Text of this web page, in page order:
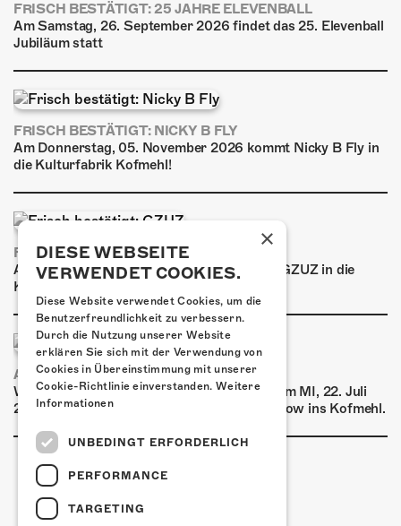
FRISCH BESTÄTIGT: 25 JAHRE ELEVENBALL
Am Samstag, 26. September 2026 findet das 25. Elevenball
Jubiläum statt
FRISCH BESTÄTIGT: NICKY B FLY
Am Donnerstag, 05. November 2026 kommt Nicky B Fly in
die Kulturfabrik Kofmehl!
FRISCH BESTÄTIGT: GZUZ
Am Donnerstag, 29. Oktober 2026 kommt GZUZ in die
Kulturfabrik Kofmehl!
AIRBOURNE - SPECIAL SUMMER SHOW
Wow, das ist ein Ding! Airbourne kommen am MI, 22. Juli
2026 für eine exklusive Special Summer Show ins Kofmehl.
×
DIESE WEBSEITE
VERWENDET COOKIES.
Diese Website verwendet Cookies, um die
Benutzerfreundlichkeit zu verbessern.
Durch die Nutzung unserer Website
erklären Sie sich mit der Verwendung von
Cookies in Übereinstimmung mit unserer
Cookie-Richtlinie einverstanden. Weitere
Informationen
UNBEDINGT ERFORDERLICH
PERFORMANCE
TARGETING